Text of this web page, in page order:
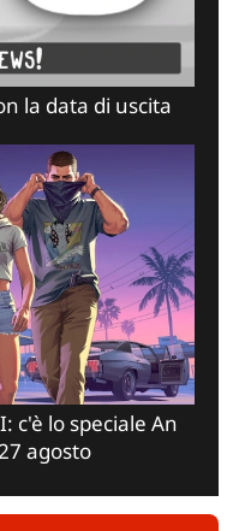
la data di uscita
c'è lo speciale An
agosto